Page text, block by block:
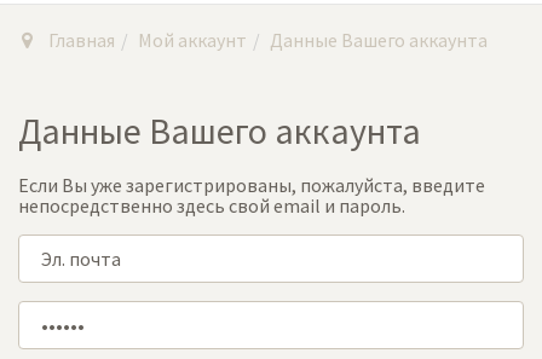
Главная Мой аккаунт Данные Вашего аккаунта
Данные Вашего аккаунта
Если Вы уже зарегистрированы, пожалуйста, введите
непосредственно здесь свой email и пароль.